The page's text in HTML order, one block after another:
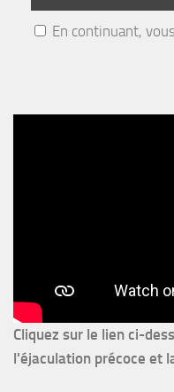
En continuant,
Cliquez sur le lien ci-
l'éjaculation précoce et